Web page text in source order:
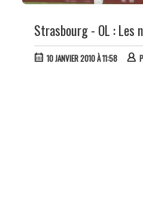
Strasbourg - OL : Les
10 JANVIER 2010 À 11:58